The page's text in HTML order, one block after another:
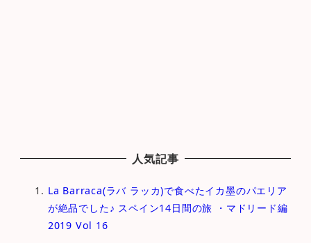
人気記事
La Barraca(ラバ ラッカ)で食べたイカ墨のパエリア
が絶品でした♪ スペイン14日間の旅 ・マドリード編
2019 Vol 16